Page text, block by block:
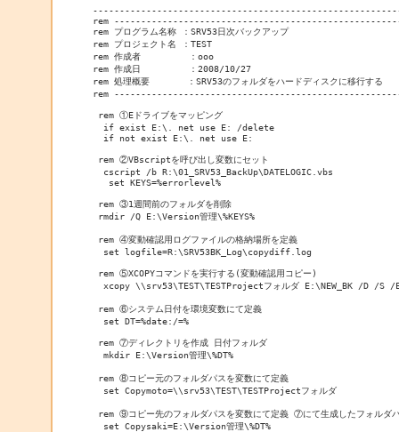
rem
rem プログラム名称 ：SRV53日次バックアップ
rem プロジェクト名 ：TEST
rem 作成者         ：ooo
rem 作成日         ：2008/10/27
rem 処理概要       ：SRV53のフォルダをハードディスクに移行する
rem
rem ①Eドライブをマッピング
  if exist E:\. net use E: /delete
  if not exist E:\. net use E:
rem ②VBscriptを呼び出し変数にセット
  cscript /b R:\01_SRV53_BackUp\DATELOGIC.vbs
   set KEYS=%errorlevel%
rem ③1週間前のフォルダを削除
rmdir /Q E:\Version管理\%KEYS%
rem ④変動確認用ログファイルの格納場所を定義
  set logfile=R:\SRV53BK_Log\copydiff.log
rem ⑤XCOPYコマンドを実行する(変動確認用コピー)
xcopy \\srv53\TEST\TESTProjectフォルダ E:\NEW_BK /D /S
rem ⑥システム日付を環境変数にて定義
  set DT=%date:/=%
rem ⑦ディレクトリを作成 日付フォルダ
  mkdir E:\Version管理\%DT%
rem ⑧コピー元のフォルダパスを変数にて定義
  set Copymoto=\\srv53\TEST\TESTProjectフォルダ
rem ⑨コピー先のフォルダパスを変数にて定義 ⑦にて生成したフォルダ
  set Copysaki=E:\Version管理\%DT%